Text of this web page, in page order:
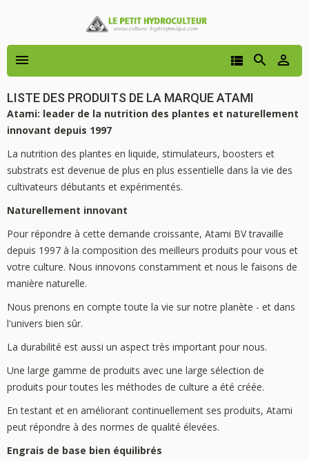
 


LISTE DES PRODUITS DE LA MARQUE ATAMI
Atami: leader de la nutrition des plantes et naturellement
innovant depuis 1997
La nutrition des plantes en liquide, stimulateurs, boosters et
substrats est devenue de plus en plus essentielle dans la vie des
cultivateurs débutants et expérimentés.
Naturellement innovant
Pour répondre à cette demande croissante, Atami BV travaille
depuis 1997 à la composition des meilleurs produits pour vous et
votre culture. Nous innovons constamment et nous le faisons de
manière naturelle.
Nous prenons en compte toute la vie sur notre planète - et dans
l'univers bien sûr.
La durabilité est aussi un aspect très important pour nous.
Une large gamme de produits avec une large sélection de
produits pour toutes les méthodes de culture a été créée.
En testant et en améliorant continuellement ses produits, Atami
peut répondre à des normes de qualité élevées.
Engrais de base bien équilibrés